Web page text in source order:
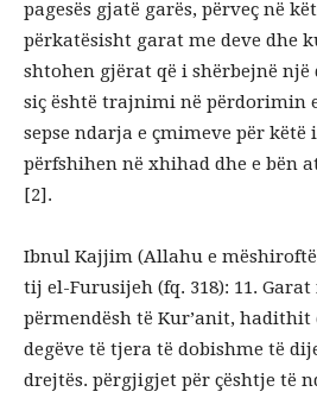
pagesës gjatë garës, përveç në
përkatësisht garat me deve dhe
shtohen gjërat që i shërbejnë
siç është trajnimi në përdorimin
sepse ndarja e çmimeve për
përfshihen në xhihad dhe e bën
[2].
Ibnul Kajjim (Allahu e
tij el-Furusijeh (fq. 318): 11.
përmendësh të Kur’anit,
degëve të tjera të dobishme të
drejtës. përgjigjet për çështje të